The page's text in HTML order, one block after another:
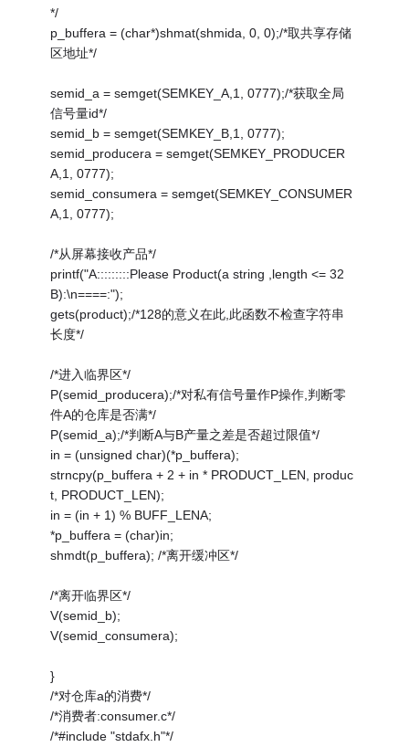
*/
p_buffera = (char*)shmat(shmida, 0, 0);/*取共享存储
区地址*/
semid_a = semget(SEMKEY_A,1, 0777);/*获取全局
信号量id*/
semid_b = semget(SEMKEY_B,1, 0777);
semid_producera = semget(SEMKEY_PRODUCER
A,1, 0777);
semid_consumera = semget(SEMKEY_CONSUMER
A,1, 0777);
/*从屏幕接收产品*/
printf("A:::::::::Please Product(a string ,length <= 32
B):\n====:");
gets(product);/*128的意义在此,此函数不检查字符串
长度*/
/*进入临界区*/
P(semid_producera);/*对私有信号量作P操作,判断零
件A的仓库是否满*/
P(semid_a);/*判断A与B产量之差是否超过限值*/
in = (unsigned char)(*p_buffera);
strncpy(p_buffera + 2 + in * PRODUCT_LEN, produc
t, PRODUCT_LEN);
in = (in + 1) % BUFF_LENA;
*p_buffera = (char)in;
shmdt(p_buffera); /*离开缓冲区*/
/*离开临界区*/
V(semid_b);
V(semid_consumera);
}
/*对仓库a的消费*/
/*消费者:consumer.c*/
/*#include "stdafx.h"*/